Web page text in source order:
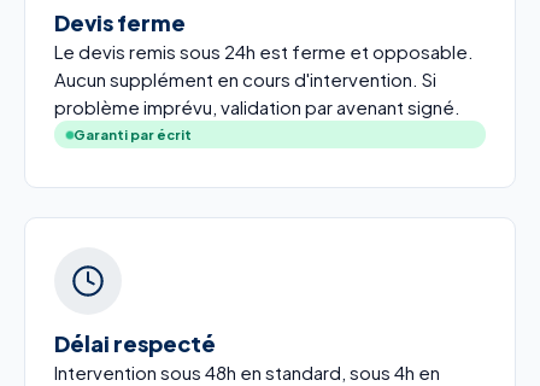
Devis ferme
Le devis remis sous 24h est ferme et opposable.
Aucun supplément en cours d'intervention. Si
problème imprévu, validation par avenant signé.
Garanti par écrit
Délai respecté
Intervention sous 48h en standard, sous 4h en